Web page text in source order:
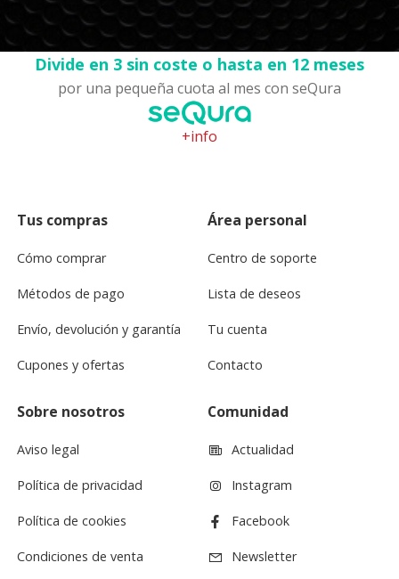
Divide en 3 sin coste o hasta en 12 meses
por una pequeña cuota al mes con seQura
+info
Tus compras
Cómo comprar
Métodos de pago
Envío, devolución y garantía
Cupones y ofertas
Área personal
Centro de soporte
Lista de deseos
Tu cuenta
Contacto
Sobre nosotros
Aviso legal
Política de privacidad
Política de cookies
Condiciones de venta
Comunidad
Actualidad
Instagram
Facebook
Newsletter